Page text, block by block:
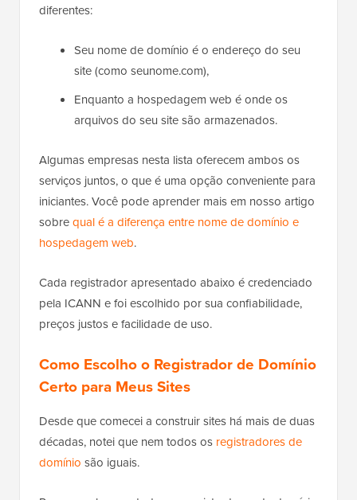
diferentes:
Seu nome de domínio é o endereço do seu
site (como seunome.com),
Enquanto a hospedagem web é onde os
arquivos do seu site são armazenados.
Algumas empresas nesta lista oferecem ambos os
serviços juntos, o que é uma opção conveniente para
iniciantes. Você pode aprender mais em nosso artigo
sobrequal é a diferença entre nome de domínio e
hospedagem web.
Cada registrador apresentado abaixo é credenciado
pela ICANN e foi escolhido por sua confiabilidade,
preços justos e facilidade de uso.
Como Escolho o Registrador de Domínio
Certo para Meus Sites
Desde que comecei a construir sites há mais de duas
décadas, notei que nem todos os registradores de
domínio são iguais.